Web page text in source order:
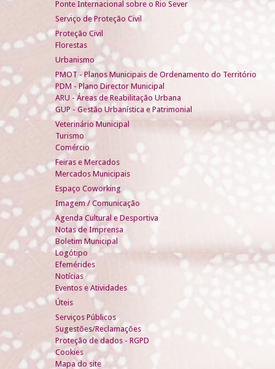
Ponte Internacional sobre o Rio Sever
Serviço de Proteção Civil
Proteção Civil
Florestas
Urbanismo
PMOT - Planos Municipais de Ordenamento do Território
PDM - Plano Director Municipal
ARU - Áreas de Reabilitação Urbana
GUP - Gestão Urbanística e Patrimonial
Veterinário Municipal
Turismo
Comércio
Feiras e Mercados
Mercados Municipais
Espaço Coworking
Imagem / Comunicação
Agenda Cultural e Desportiva
Notas de Imprensa
Boletim Municipal
Logótipo
Efemérides
Notícias
Eventos e Atividades
Úteis
Serviços Públicos
Sugestões/Reclamações
Proteção de dados - RGPD
Cookies
Mapa do site